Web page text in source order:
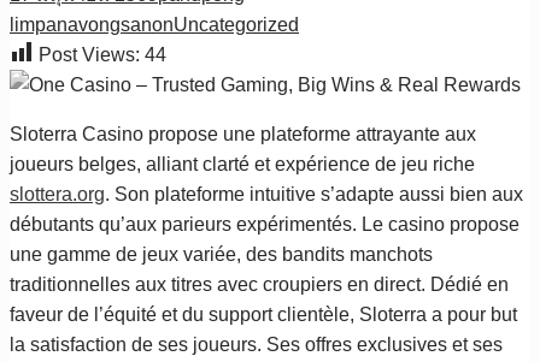
limpanavongsanonUncategorized
Post Views: 44
Sloterra Casino propose une plateforme attrayante aux
joueurs belges, alliant clarté et expérience de jeu riche
slottera.org. Son plateforme intuitive s’adapte aussi bien aux
débutants qu’aux parieurs expérimentés. Le casino propose
une gamme de jeux variée, des bandits manchots
traditionnelles aux titres avec croupiers en direct. Dédié en
faveur de l’équité et du support clientèle, Sloterra a pour but
la satisfaction de ses joueurs. Ses offres exclusives et ses